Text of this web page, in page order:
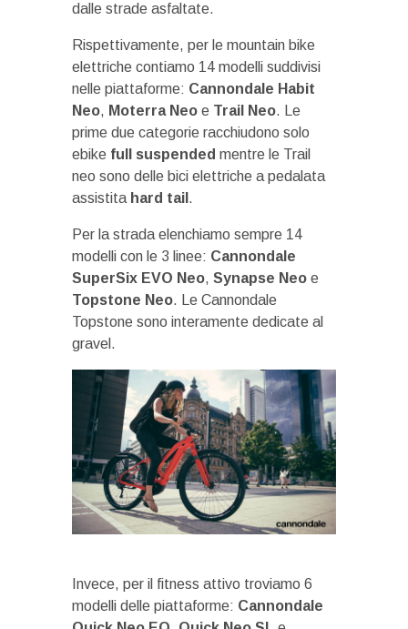
dalle strade asfaltate.
Rispettivamente, per le mountain bike
elettriche contiamo 14 modelli suddivisi
nelle piattaforme: Cannondale Habit
Neo, Moterra Neo e Trail Neo. Le
prime due categorie racchiudono solo
ebike full suspended mentre le Trail
neo sono delle bici elettriche a pedalata
assistita hard tail .
Per la strada elenchiamo sempre 14
modelli con le 3 linee: Cannondale
SuperSix EVO Neo, Synapse Neo e
Topstone Neo. Le Cannondale
Topstone sono interamente dedicate al
gravel.
Invece, per il fitness attivo troviamo 6
modelli delle piattaforme: Cannondale